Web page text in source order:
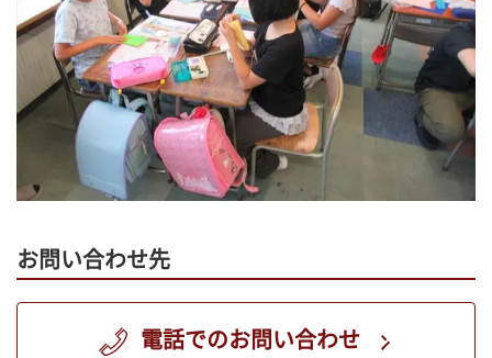
お問い合わせ先
電話でのお問い合わせ